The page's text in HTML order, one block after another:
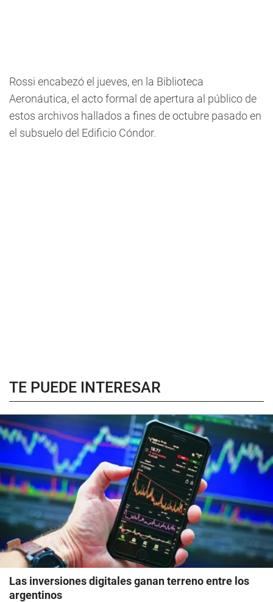
Rossi encabezó el jueves, en la Biblioteca
Aeronáutica, el acto formal de apertura al público de
estos archivos hallados a fines de octubre pasado en
el subsuelo del Edificio Cóndor.
TE PUEDE INTERESAR
Las inversiones digitales ganan terreno entre los
argentinos